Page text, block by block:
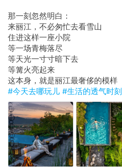
那一刻忽然明白：
来丽江，不必匆忙去看雪山
住进这样一座小院
等一场青梅落尽
等天光一寸寸暗下去
等篝火亮起来
这本身，就是丽江最奢侈的模样
#今天去哪玩儿 #生活的透气时刻